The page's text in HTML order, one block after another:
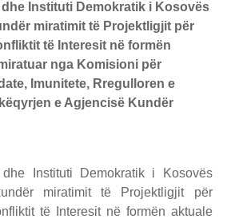
Instituti Demokratik i Kosovës
miratimit të Projektligjit për
të Interesit në formën
nga Komisioni për
Imunitete, Rregulloren e
e Agjencisë Kundër
Instituti Demokratik i Kosovës
miratimit të Projektligjit për
të Interesit në formën aktuale